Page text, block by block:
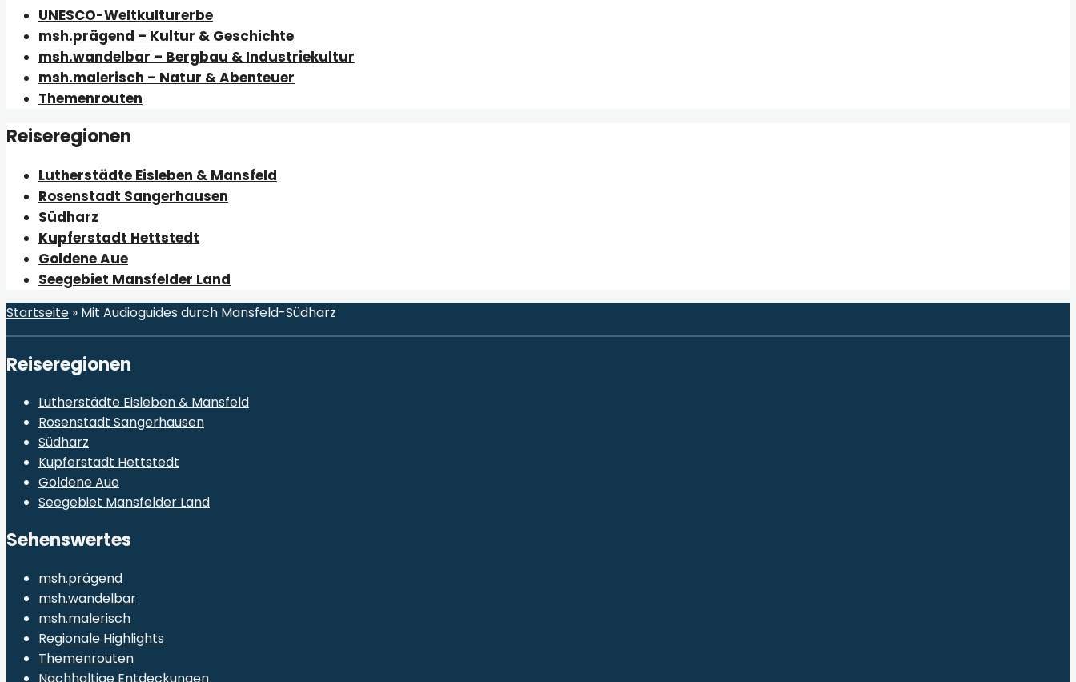
UNESCO-Weltkulturerbe
msh.prägend – Kultur & Geschichte
msh.wandelbar – Bergbau & Industriekultur
msh.malerisch – Natur & Abenteuer
Themenrouten
Reiseregionen
Lutherstädte Eisleben & Mansfeld
Rosenstadt Sangerhausen
Südharz
Kupferstadt Hettstedt
Goldene Aue
Seegebiet Mansfelder Land
Startseite » Mit Audioguides durch Mansfeld-Südharz
Reiseregionen
Lutherstädte Eisleben & Mansfeld
Rosenstadt Sangerhausen
Südharz
Kupferstadt Hettstedt
Goldene Aue
Seegebiet Mansfelder Land
Sehenswertes
msh.prägend
msh.wandelbar
msh.malerisch
Regionale Highlights
Themenrouten
Nachhaltige Entdeckungen